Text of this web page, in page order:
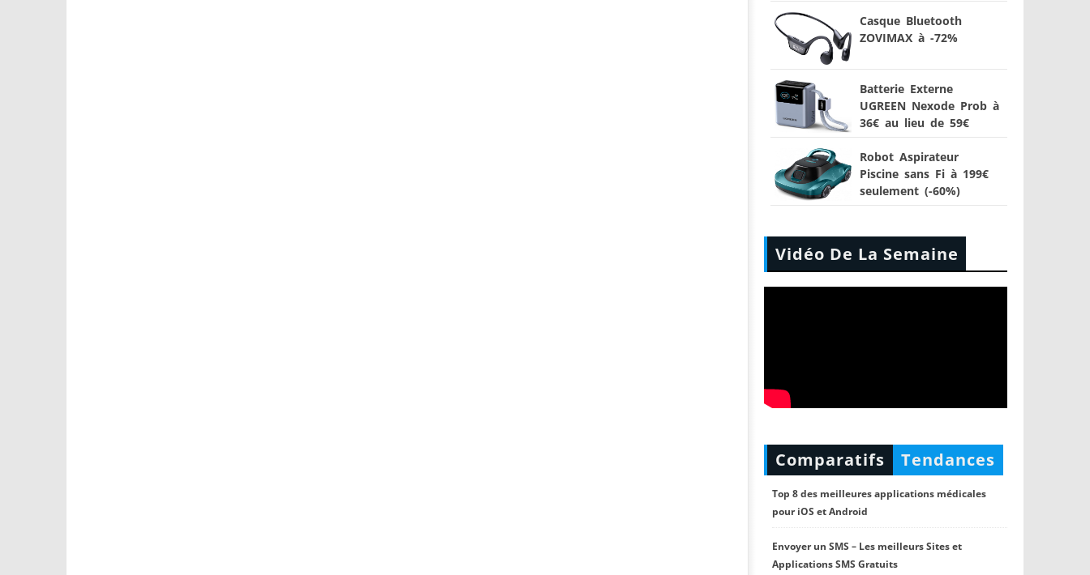
Casque Bluetooth
ZOVIMAX à -72%
Batterie Externe
UGREEN Nexode Prob à
36€ au lieu de 59€
Robot Aspirateur
Piscine sans Fi à 199€
seulement (-60%)
Vidéo De La Semaine
Comparatifs Tendances
Top 8 des meilleures applications médicales
pour iOS et Android
Envoyer un SMS – Les meilleurs Sites et
Applications SMS Gratuits